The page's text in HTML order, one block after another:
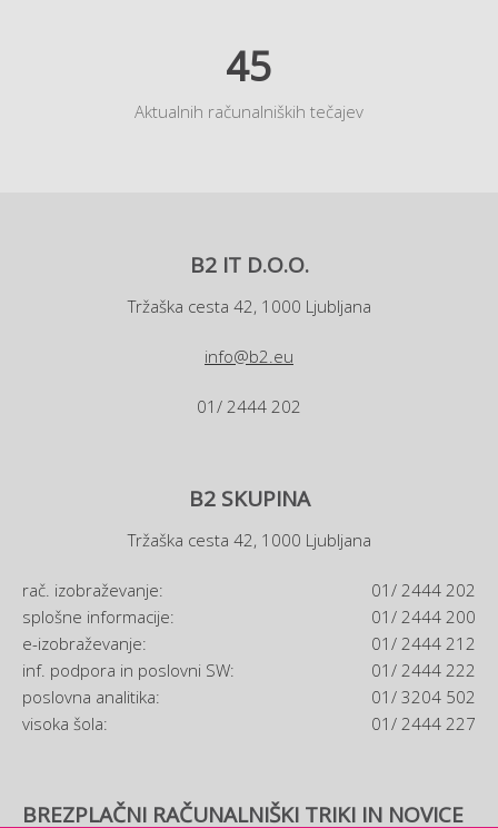
45
Aktualnih računalniških tečajev
B2 IT D.O.O.
Tržaška cesta 42, 1000 Ljubljana
info@b2.eu
01/ 2444 202
B2 SKUPINA
Tržaška cesta 42, 1000 Ljubljana
rač. izobraževanje:
01/ 2444 202
splošne informacije:
01/ 2444 200
e-izobraževanje:
01/ 2444 212
inf. podpora in poslovni SW:
01/ 2444 222
poslovna analitika:
01/ 3204 502
visoka šola:
01/ 2444 227
BREZPLAČNI RAČUNALNIŠKI TRIKI IN NOVICE